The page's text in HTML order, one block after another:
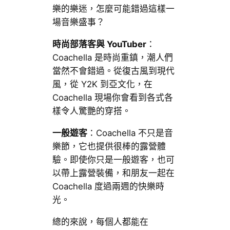
樂的樂迷，怎麼可能錯過這樣一
場音樂盛事？
時尚部落客與 YouTuber：
Coachella 是時尚重鎮，潮人們
當然不會錯過。從復古風到現代
風，從 Y2K 到亞文化，在
Coachella 現場你會看到各式各
樣令人驚艷的穿搭。
一般遊客：Coachella 不只是音
樂節，它也提供很棒的露營體
驗。即使你只是一般遊客，也可
以帶上露營裝備，和朋友一起在
Coachella 度過兩週的快樂時
光。
總的來說，每個人都能在